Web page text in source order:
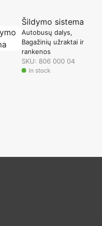
Šildymo sistema
Autobusų dalys
Bagažinių užraktai ir
rankenos
SKU: 806 000 04
in stock